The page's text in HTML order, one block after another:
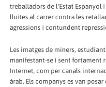
treballadors de l'Estat Espanyol
lluites al carrer contra les
agressions i contundent
Les imatges de miners,
manifestant-se i sent fortament
Internet, com per canals
àrab. Els companys es van